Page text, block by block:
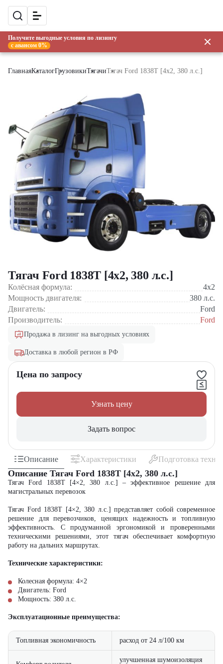
Получите выгодные условия по лизингу
с авансом 0%
ГлавнаяКаталогГрузовикиТягачиТягач Ford 1838Т [4x2, 380 л.с.]
Тягач Ford 1838Т [4x2, 380 л.с.]
Колёсная формула:
4x2
Мощность двигателя:
380 л.с.
Двигатель:
Ford
Производитель:
Ford
Продажа в лизинг на выгодных условиях
Доставка в любой регион в РФ
Цена по запросу
Узнать цену
Задать вопрос
Описание Характеристики Подготовка
Описание Тягач Ford 1838Т [4x2, 380 л.с.]
Тягач Ford 1838Т [4×2, 380 л.с.] – эффективное решение для
магистральных перевозок
Тягач Ford 1838Т [4×2, 380 л.с.] представляет собой современное
решение для перевозчиков, ценящих надежность и топливную
эффективность. С продуманной эргономикой и проверенными
техническими решениями, этот тягач обеспечивает комфортную
работу на дальних маршрутах.
Технические характеристики:
Колесная формула: 4×2
Двигатель: Ford
Мощность: 380 л.с.
Эксплуатационные преимущества:
Топливная экономичность расход от 24 л/100 км
улучшенная шумоизоляция